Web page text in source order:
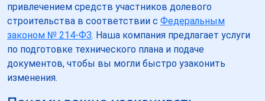
привлечением средств участников долевого
строительства в соответствии с Федеральным
законом № 214-ФЗ. Наша компания предлагает услуги
по подготовке технического плана и подаче
документов, чтобы вы могли быстро узаконить
изменения.